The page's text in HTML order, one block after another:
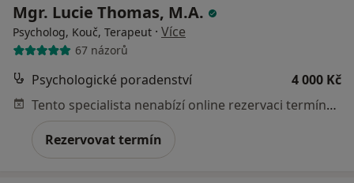
Mgr. Lucie Thomas, M.A.
Psycholog, Kouč, Terapeut · Více
67 názorů
Psychologické poradenství
4 000 Kč
Tento specialista nenabízí online rezervaci termínu na této adrese.
Rezervovat termín